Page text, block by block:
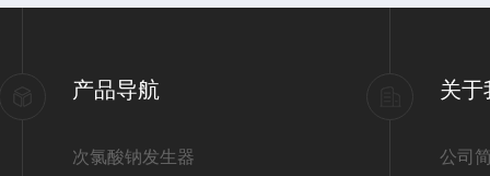
产品导航
次氯酸钠发生器
关于
公司